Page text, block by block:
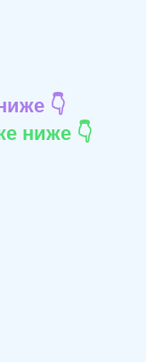
👇
ниже 👇